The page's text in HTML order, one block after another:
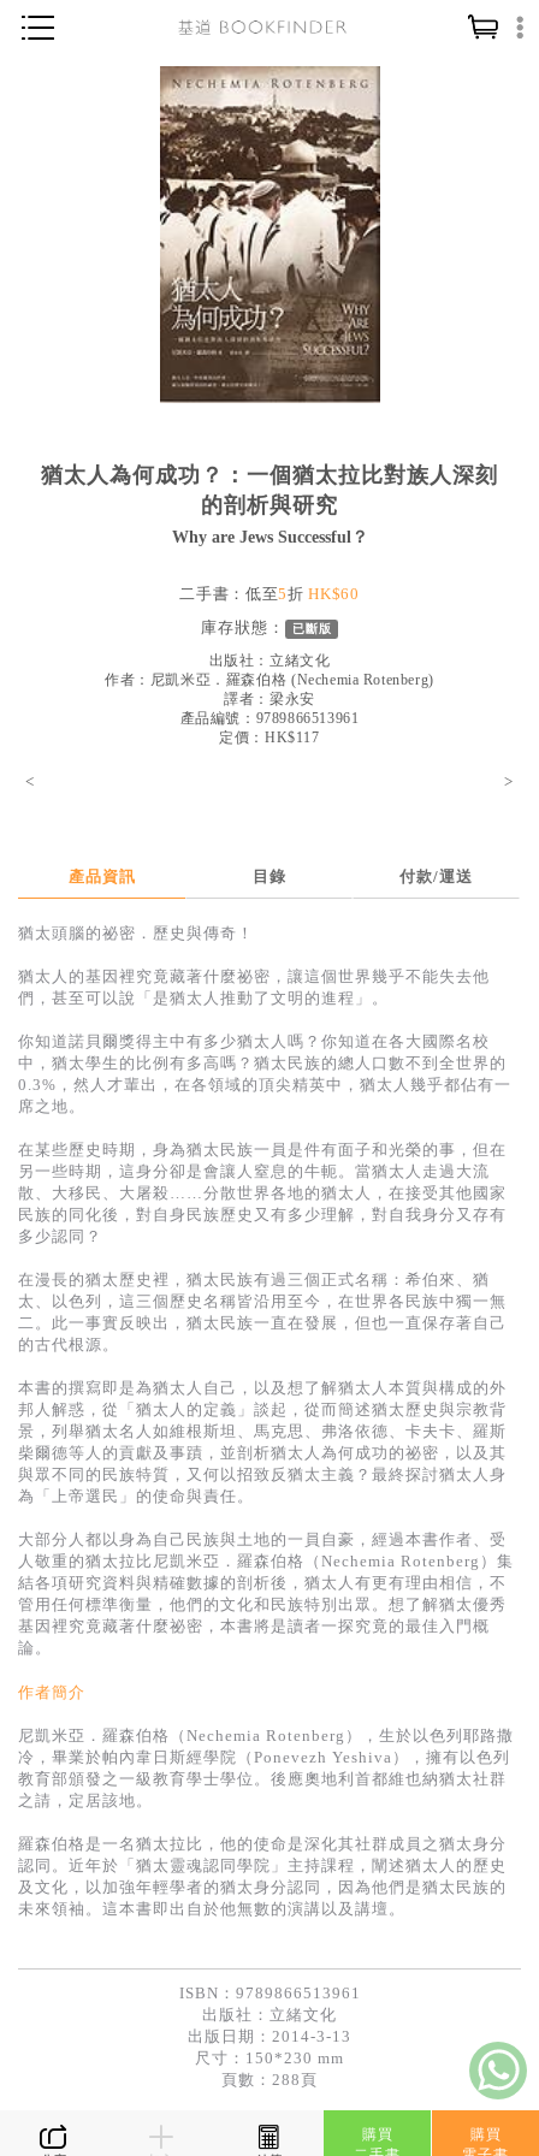
神學／教義
讀經／研經
信仰入門
教會歷史
靈修／禱告
信徒生活
教會事工
社會／倫理
哲學／宗教比較
文藝／勵志
精選影音
暢銷榜
精選英文書
電子書
基道 Top 50
猶太人為何成功？：一個猶太拉比對族人深刻
的剖析與研究
Why are Jews Successful？
二手書：低至5折HK$60
庫存狀態：
已斷版
出版社： 立緒文化
作者： 尼凱米亞．羅森伯格 (Nechemia Rotenberg)
譯者： 梁永安
產品編號：9789866513961
定價：HK$117
< >
產品資訊 目錄 付款/運送
猶太頭腦的祕密．歷史與傳奇！
猶太人的基因裡究竟藏著什麼祕密，讓這個世界幾乎不能失去他
們，甚至可以說「是猶太人推動了文明的進程」。
你知道諾貝爾獎得主中有多少猶太人嗎？你知道在各大國際名校
中，猶太學生的比例有多高嗎？猶太民族的總人口數不到全世界的
0.3%，然人才輩出，在各領域的頂尖精英中，猶太人幾乎都佔有一
席之地。
在某些歷史時期，身為猶太民族一員是件有面子和光榮的事，但在
另一些時期，這身分卻是會讓人窒息的牛軛。當猶太人走過大流
散、大移民、大屠殺……分散世界各地的猶太人，在接受其他國家
民族的同化後，對自身民族歷史又有多少理解，對自我身分又存有
多少認同？
在漫長的猶太歷史裡，猶太民族有過三個正式名稱：希伯來、猶
太、以色列，這三個歷史名稱皆沿用至今，在世界各民族中獨一無
二。此一事實反映出，猶太民族一直在發展，但也一直保存著自己
的古代根源。
本書的撰寫即是為猶太人自己，以及想了解猶太人本質與構成的外
邦人解惑，從「猶太人的定義」談起，從而簡述猶太歷史與宗教背
景，列舉猶太名人如維根斯坦、馬克思、弗洛依德、卡夫卡、羅斯
柴爾德等人的貢獻及事蹟，並剖析猶太人為何成功的祕密，以及其
與眾不同的民族特質，又何以招致反猶太主義？最終探討猶太人身
為「上帝選民」的使命與責任。
大部分人都以身為自己民族與土地的一員自豪，經過本書作者、受
人敬重的猶太拉比尼凱米亞．羅森伯格（Nechemia Rotenberg）集
結各項研究資料與精確數據的剖析後，猶太人有更有理由相信，不
管用任何標準衡量，他們的文化和民族特別出眾。想了解猶太優秀
基因裡究竟藏著什麼祕密，本書將是讀者一探究竟的最佳入門概
論。
作者簡介
尼凱米亞．羅森伯格（Nechemia Rotenberg），生於以色列耶路撒
冷，畢業於帕內韋日斯經學院（Ponevezh Yeshiva），擁有以色列
教育部頒發之一級教育學士學位。後應奧地利首都維也納猶太社群
之請，定居該地。
羅森伯格是一名猶太拉比，他的使命是深化其社群成員之猶太身分
認同。近年於「猶太靈魂認同學院」主持課程，闡述猶太人的歷史
及文化，以加強年輕學者的猶太身分認同，因為他們是猶太民族的
未來領袖。這本書即出自於他無數的演講以及講壇。
ISBN：9789866513961
出版社： 立緒文化
出版日期：2014-3-13
尺寸：150*230 mm
頁數：288頁
購買
購買